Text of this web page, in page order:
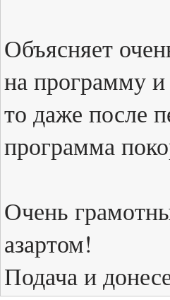
Объясняет
на программу
то даже после
программа
Очень
азартом!
Подача и